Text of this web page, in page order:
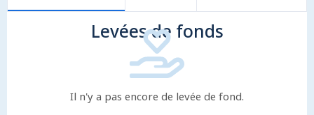
Levées de fonds
Il n'y a pas encore de levée de fond.